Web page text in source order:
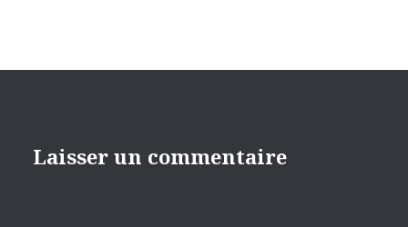
Laisser un commentaire